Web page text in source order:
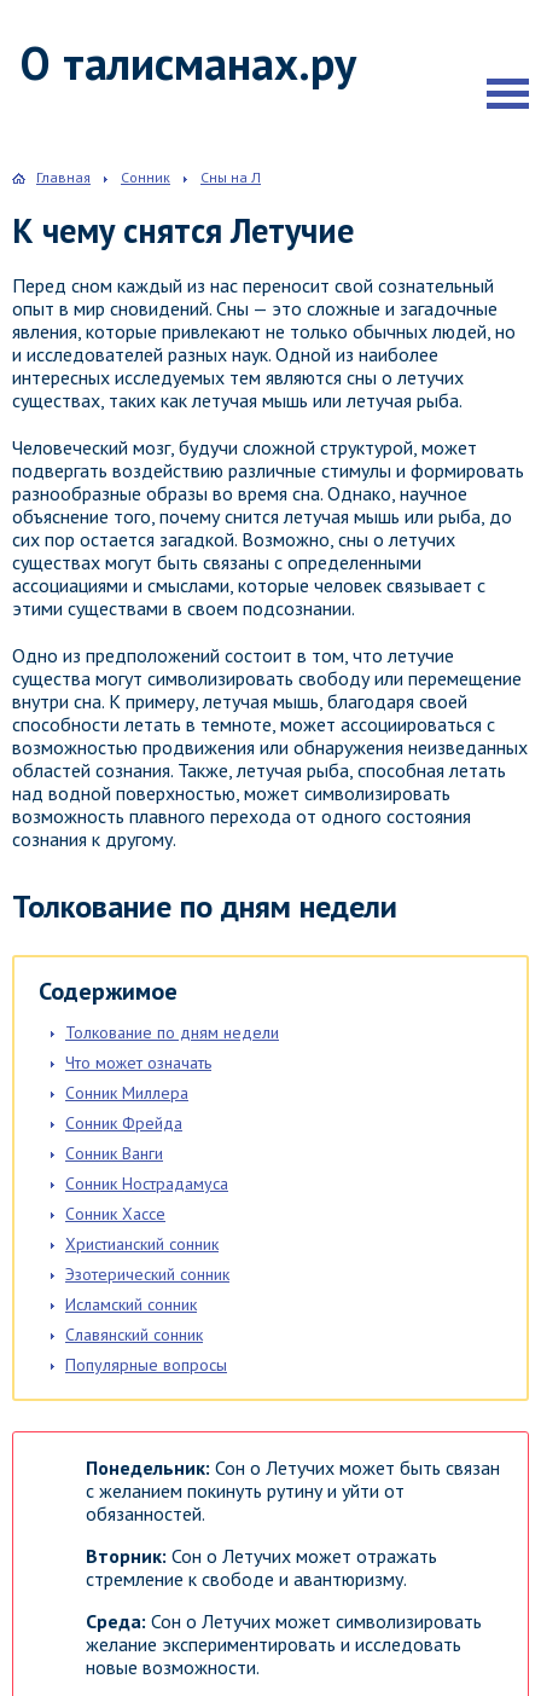
О талисманах.ру
Главная Сонник Сны на Л
К чему снятся Летучие
Перед сном каждый из нас переносит свой сознательный
опыт в мир сновидений. Сны — это сложные и загадочные
явления, которые привлекают не только обычных людей, но
и исследователей разных наук. Одной из наиболее
интересных исследуемых тем являются сны о летучих
существах, таких как летучая мышь или летучая рыба.
Человеческий мозг, будучи сложной структурой, может
подвергать воздействию различные стимулы и формировать
разнообразные образы во время сна. Однако, научное
объяснение того, почему снится летучая мышь или рыба, до
сих пор остается загадкой. Возможно, сны о летучих
существах могут быть связаны с определенными
ассоциациями и смыслами, которые человек связывает с
этими существами в своем подсознании.
Одно из предположений состоит в том, что летучие
существа могут символизировать свободу или перемещение
внутри сна. К примеру, летучая мышь, благодаря своей
способности летать в темноте, может ассоциироваться с
возможностью продвижения или обнаружения неизведанных
областей сознания. Также, летучая рыба, способная летать
над водной поверхностью, может символизировать
возможность плавного перехода от одного состояния
сознания к другому.
Толкование по дням недели
Содержимое
Толкование по дням недели
Что может означать
Сонник Миллера
Сонник Фрейда
Сонник Ванги
Сонник Нострадамуса
Сонник Хассе
Христианский сонник
Эзотерический сонник
Исламский сонник
Славянский сонник
Популярные вопросы
Понедельник: Сон о Летучих может быть связан
с желанием покинуть рутину и уйти от
обязанностей.
Вторник: Сон о Летучих может отражать
стремление к свободе и авантюризму.
Среда: Сон о Летучих может символизировать
желание экспериментировать и исследовать
новые возможности.